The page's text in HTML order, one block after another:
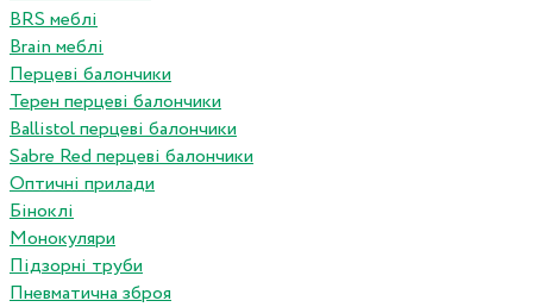
BRS меблі
Brain меблі
Перцеві балончики
Терен перцеві балончики
Ballistol перцеві балончики
Sabre Red перцеві балончики
Оптичні прилади
Біноклі
Монокуляри
Підзорні труби
Пневматична зброя